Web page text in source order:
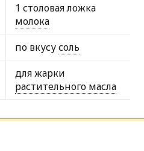
1 столовая ложка
молока
по вкусусоль
для жарки
растительного масла